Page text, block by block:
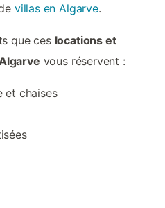
villas en Algarve.
que ces locations et
vous réservent :
et chaises